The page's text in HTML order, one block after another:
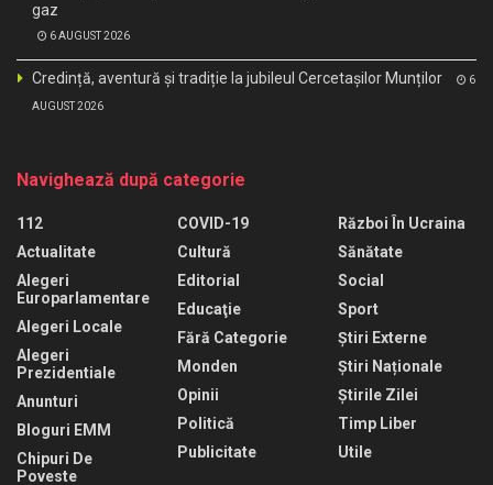
gaz
6 AUGUST 2026
Credință, aventură și tradiție la jubileul Cercetașilor Munților 6
AUGUST 2026
Navighează după categorie
112
Actualitate
Alegeri
Europarlamentare
Alegeri Locale
Alegeri
Prezidentiale
Anunturi
Bloguri EMM
Chipuri De
Poveste
COVID-19
Cultură
Editorial
Educaţie
Fără Categorie
Monden
Opinii
Politică
Publicitate
Război În Ucraina
Sănătate
Social
Sport
Știri Externe
Știri Naționale
Știrile Zilei
Timp Liber
Utile